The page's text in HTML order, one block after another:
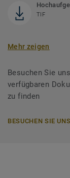
TIF
Mehr zeigen
Besuchen Sie
verfügbaren
zu finden
BESUCHEN SIE